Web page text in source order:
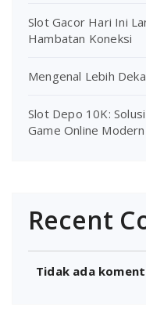
Slot Gacor Hari Ini
Hambatan Koneksi
Mengenal Lebih
Slot Depo 10K:
Game Online Modern
Recent
Tidak ada